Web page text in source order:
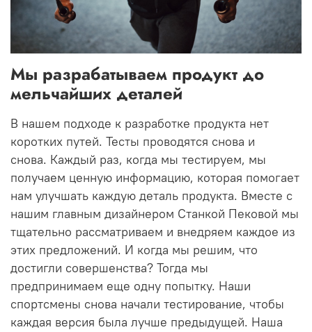
Мы разрабатываем продукт до
мельчайших деталей
В нашем подходе к разработке продукта нет
коротких путей. Тесты проводятся снова и
снова. Каждый раз, когда мы тестируем, мы
получаем ценную информацию, которая помогает
нам улучшать каждую деталь продукта. Вместе с
нашим главным дизайнером Станкой Пековой мы
тщательно рассматриваем и внедряем каждое из
этих предложений. И когда мы решим, что
достигли совершенства? Тогда мы
предпринимаем еще одну попытку. Наши
спортсмены снова начали тестирование, чтобы
каждая версия была лучше предыдущей. Наша